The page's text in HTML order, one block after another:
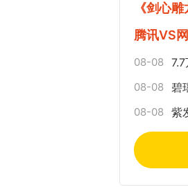
《剑心
腾讯VS
08-08
08-08 碧
08-08 紫